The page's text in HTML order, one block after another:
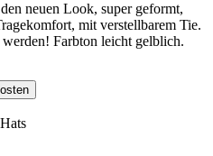
neuen Look, super geformt,
mit verstellbarem Tie.
Farbton leicht gelblich.